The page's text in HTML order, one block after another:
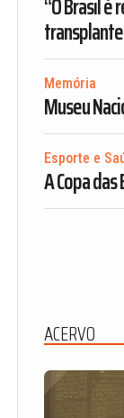
“O Brasil
Memória
Museu
Esporte e
A Copa
ACERVO